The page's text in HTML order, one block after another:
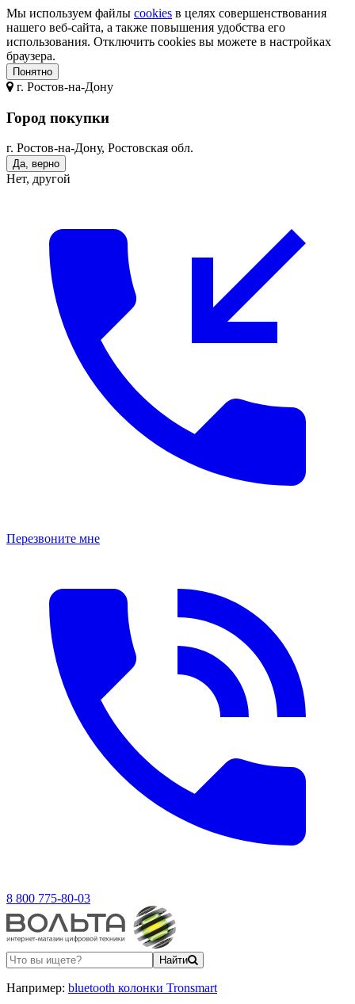
Мы используем файлы cookies в целях совершенствования
нашего веб-сайта, а также повышения удобства его
использования. Отключить cookies вы можете в настройках
браузера.
Понятно
г. Ростов-на-Дону
Город покупки
г. Ростов-на-Дону, Ростовская обл.
Да, верно
Нет, другой
Перезвоните мне
8 800 775-80-03
Найти
Например: bluetooth колонки Tronsmart